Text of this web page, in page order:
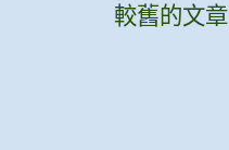
較舊的文章